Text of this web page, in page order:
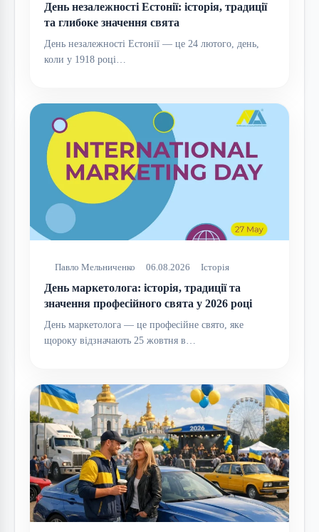
День незалежності Естонії: історія, традиції
та глибоке значення свята
День незалежності Естонії — це 24 лютого, день,
коли у 1918 році…
Павло Мельниченко 06.08.2026 Історія
День маркетолога: історія, традиції та
значення професійного свята у 2026 році
День маркетолога — це професійне свято, яке
щороку відзначають 25 жовтня в…